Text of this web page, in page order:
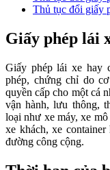
Thủ tục đổi giấy
Giấy phép lái
Giấy phép lái xe hay
phép, chứng chỉ do
quyền cấp cho một cá
vận hành, lưu thông,
loại như xe máy, xe
xe khách, xe
đường công cộng.